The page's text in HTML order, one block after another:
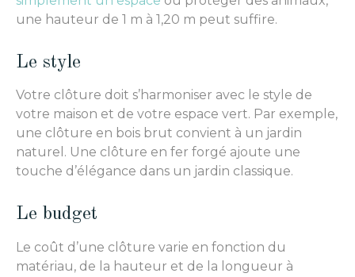
une hauteur de 1 m à 1,20 m peut suffire.
Le style
Votre clôture doit s’harmoniser avec le style de
votre maison et de votre espace vert. Par exemple,
une clôture en bois brut convient à un jardin
naturel. Une clôture en fer forgé ajoute une
touche d’élégance dans un jardin classique.
Le budget
Le coût d’une clôture varie en fonction du
matériau, de la hauteur et de la longueur à